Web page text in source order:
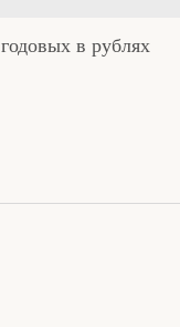
в рублях